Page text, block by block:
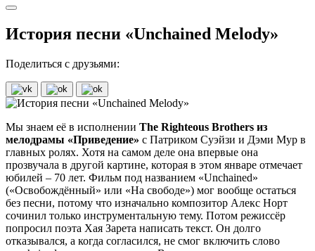
История песни «Unchained Melody»
Поделиться с друзьями:
Мы знаем её в исполнении The Righteous Brothers из
мелодрамы «Приведение» с Патриком Суэйзи и Дэми Мур в
главных ролях. Хотя на самом деле она впервые она
прозвучала в другой картине, которая в этом январе отмечает
юбилей – 70 лет. Фильм под названием «Unchained»
(«Освобождённый» или «На свободе») мог вообще остаться
без песни, потому что изначально композитор Алекс Норт
сочинил только инструментальную тему. Потом режиссёр
попросил поэта Хая Зарета написать текст. Он долго
отказывался, а когда согласился, не смог включить слово